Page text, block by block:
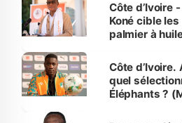
Côte d’Ivoire
Koné cible
palmier à
Côte d’Ivoire.
quel
Éléphants ?